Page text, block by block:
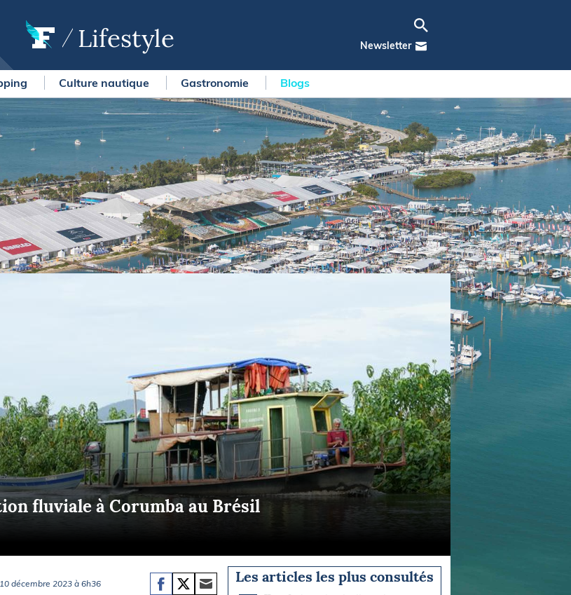
Lifestyle Newsletter
Figaro Paprec
- Destination
MÉTÉO MARINE
LIFESTYLE
Shopping
Culture nautique
Gastronomie
Blogs
SERVICES
Nos magazines
FLASH INFO
Culture nautique Gastronomie Blogs
fluviale à Corumba au Brésil
décembre 2023 à 6h36
Les articles les plus consultés